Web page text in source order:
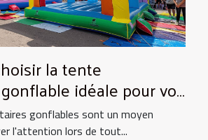
la tente
idéale pour vos
gonflables sont un moyen
l'attention lors de tout...